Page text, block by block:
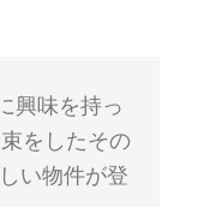
興味を持っ
をしたその
い物件が登